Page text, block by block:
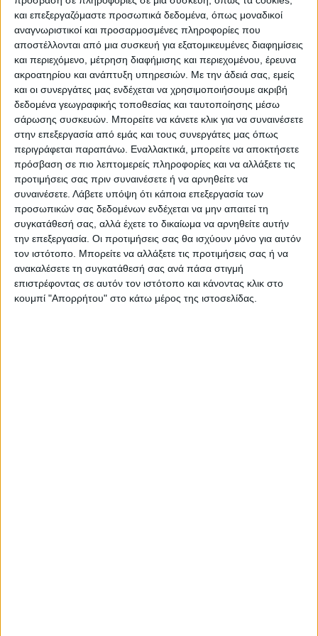
και επεξεργαζόμαστε προσωπικά δεδομένα, όπως μοναδικοί
αναγνωριστικοί και προσαρμοσμένες πληροφορίες που
αποστέλλονται από μια συσκευή για εξατομικευμένες διαφημίσεις
και περιεχόμενο, μέτρηση διαφήμισης και περιεχομένου, έρευνα
ακροατηρίου και ανάπτυξη υπηρεσιών. Με την άδειά σας, εμείς
και οι συνεργάτες μας ενδέχεται να χρησιμοποιήσουμε ακριβή
δεδομένα γεωγραφικής τοποθεσίας και ταυτοποίησης μέσω
σάρωσης συσκευών. Μπορείτε να κάνετε κλικ για να συναινέσετε
στην επεξεργασία από εμάς και τους συνεργάτες μας όπως
περιγράφεται παραπάνω. Εναλλακτικά, μπορείτε να αποκτήσετε
πρόσβαση σε πιο λεπτομερείς πληροφορίες και να αλλάξετε τις
προτιμήσεις σας πριν συναινέσετε ή να αρνηθείτε να
συναινέσετε. Λάβετε υπόψη ότι κάποια επεξεργασία των
προσωπικών σας δεδομένων ενδέχεται να μην απαιτεί τη
συγκατάθεσή σας, αλλά έχετε το δικαίωμα να αρνηθείτε αυτήν
την επεξεργασία. Οι προτιμήσεις σας θα ισχύουν μόνο για αυτόν
τον ιστότοπο. Μπορείτε να αλλάξετε τις προτιμήσεις σας ή να
ανακαλέσετε τη συγκατάθεσή σας ανά πάσα στιγμή
επιστρέφοντας σε αυτόν τον ιστότοπο και κάνοντας κλικ στο
κουμπί "Απορρήτου" στο κάτω μέρος της ιστοσελίδας.
ψέματα
Μετά την ομιλία του υπουργού Κλιματικής
Κρίσης και Πολιτικής Προστασίας, ο
πρόεδρος του ΣΥΡΙΖΑ πήρε τον λόγο και
ζήτησε από τον κ. Στυλιανίδη να δώσει
εξηγήσεις για τα προβλήματα που
προκάλεσε η «Ελπίδα» στην Αττική. «Είστε
υπουργός κυβερνήσεως της ΝΔ και
οφείλετε να δώσετε απαντήσεις» είπε.
«Δεν κατάλαβα να μας υποδείξατε κάπου να
κάνατε λάθος. Πού κάνατε λάθος; Γιατί
ζητήσατε συγγνώμη;» είπε σε έντονο ύφος ο
κ. Τσίπρας.